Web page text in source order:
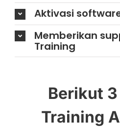
Aktivasi
Memberikan
Training
Berikut
Training